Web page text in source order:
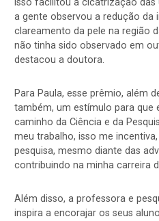
isso facilitou a cicatrização das
a gente observou a redução da
clareamento da pele na região
não tinha sido observado em
destacou a doutora.
Para Paula, esse prêmio, além
também, um estímulo para que
caminho da Ciência e da
meu trabalho, isso me
pesquisa, mesmo diante das
contribuindo na minha carreira
Além disso, a professora e
inspira a encorajar os seus